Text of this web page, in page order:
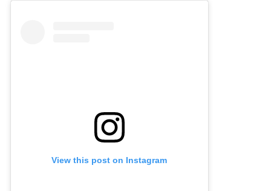
View this post on Instagram